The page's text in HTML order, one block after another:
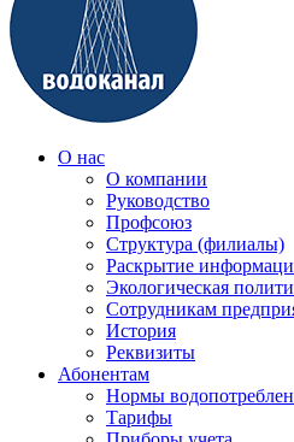
О нас
О компании
Руководство
Профсоюз
Структура (филиалы)
Раскрытие
Экологическая
Сотрудникам
История
Реквизиты
Абонентам
Нормы
Тарифы